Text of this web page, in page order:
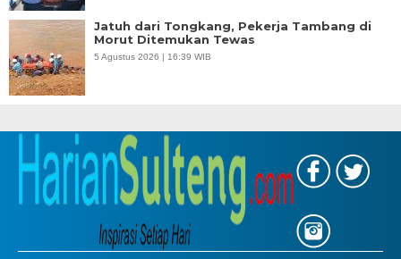
Jatuh dari Tongkang, Pekerja Tambang di
Morut Ditemukan Tewas
5 Agustus 2026 | 16:39 WIB